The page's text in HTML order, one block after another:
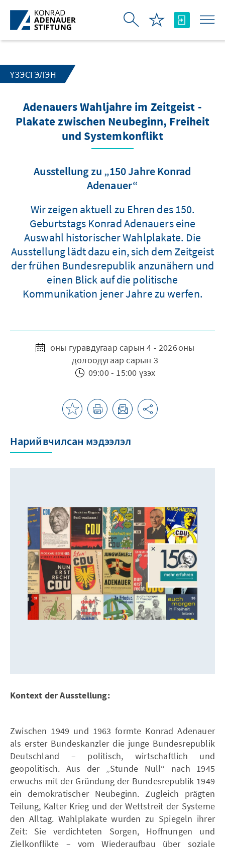
Skip to Main Content
ҮЗЭСГЭЛЭН
Adenauers Wahljahre im Zeitgeist -
Plakate zwischen Neubeginn, Freiheit
und Systemkonflikt
Ausstellung zu „150 Jahre Konrad
Adenauer“
Wir zeigen aktuell zu Ehren des 150.
Geburtstags Konrad Adenauers eine
Auswahl historischer Wahlplakate. Die
Ausstellung lädt dazu ein, sich dem Zeitgeist
der frühen Bundesrepublik anzunähern und
einen Blick auf die politische
Kommunikation jener Jahre zu werfen.
оны гуравдугаар сарын 4 - 2026 оны
долоодугаар сарын 3
09:00 - 15:00 үзэх
Нарийвчилсан мэдээлэл
Kontext der Ausstellung:
Zwischen 1949 und 1963 formte Konrad Adenauer
als erster Bundeskanzler die junge Bundesrepublik
Deutschland – politisch, wirtschaftlich und
geopolitisch. Aus der „Stunde Null“ nach 1945
erwuchs mit der Gründung der Bundesrepublik 1949
ein demokratischer Neubeginn. Zugleich prägten
Teilung, Kalter Krieg und der Wettstreit der Systeme
den Alltag. Wahlplakate wurden zu Spiegeln ihrer
Zeit: Sie verdichteten Sorgen, Hoffnungen und
Zielkonflikte – vom Wiederaufbau über soziale